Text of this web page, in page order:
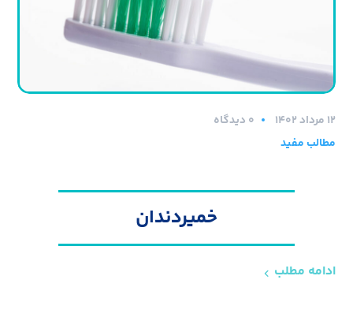
۱۲ مرداد ۱۴۰۲
0 دیدگاه
مطالب مفید
خمیردندان
ادامه مطلب